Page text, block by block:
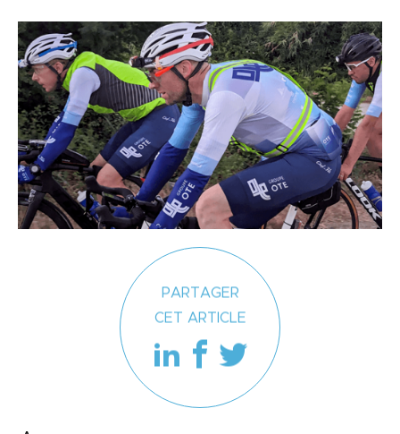
PARTAGER
CET ARTICLE